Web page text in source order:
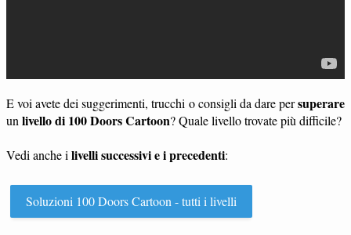
E voi avete dei suggerimenti, trucchi o consigli da dare persuperare
un livello di 100 Doors Cartoon? Quale livello trovate più difficile?
Vedi anche i livelli successivi e i precedenti:
Soluzioni 100 Doors Cartoon - tutti i livelli